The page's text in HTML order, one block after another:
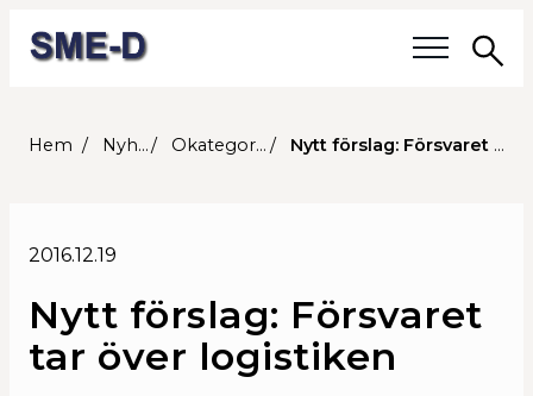
Våra frågor
Våra medlemmar
Medlemmars verksamhet
Hem Nyheter Okategoriserade Nytt förslag: Försvaret tar över logistiken
2016.12.19
Nytt förslag: Försvaret
tar över logistiken